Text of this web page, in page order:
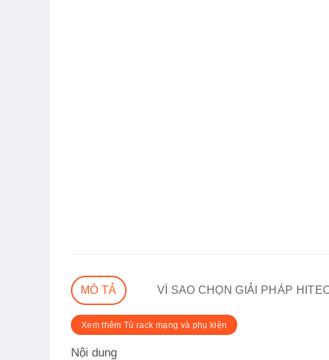
MÔ TẢ VÌ SAO CHỌN GIẢI PHÁP
Xem thêm Tủ rack mạng và phụ kiện
Nội dung